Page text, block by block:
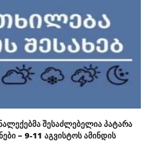
შესაძლებელია პატარა
– 9-11 აგვისტოს ამინდის